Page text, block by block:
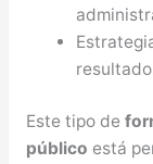
Este tipo de
público está